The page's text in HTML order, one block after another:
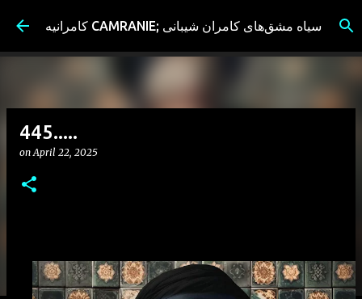
Skip to main content
کامرانیه CAMRANIE; سیاه مشق‌های کامران شیبانی
445.....
onApril 22, 2025